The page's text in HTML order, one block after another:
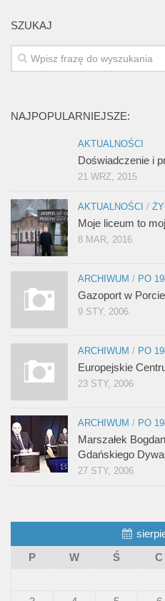
SZUKAJ
NAJPOPULARNIEJSZE:
AKTUALNOŚCI
Doświadczenie i
21 WRZ, 2015
AKTUALNOŚCI /
Moje liceum to
8 MAR, 2016
ARCHIWUM / PO
Gazoport w
9 STY, 2006
ARCHIWUM / PO
Europejskie
23 STY, 2006
ARCHIWUM / PO
Marszałek
Gdańskiego
27 STY, 2006
P
W Ś C